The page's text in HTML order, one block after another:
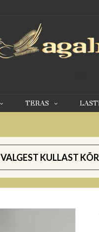
TERAS
VALGEST KULLAST